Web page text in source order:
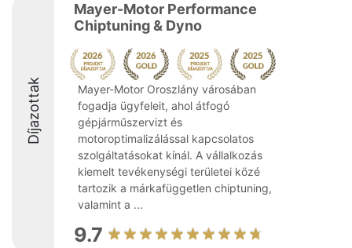
Díjazottak
Mayer-Motor Performance
Chiptuning & Dyno
Mayer-Motor Oroszlány városában
fogadja ügyfeleit, ahol átfogó
gépjárműszervizt és
motoroptimalizálással kapcsolatos
szolgáltatásokat kínál. A vállalkozás
kiemelt tevékenységi területei közé
tartozik a márkafüggetlen chiptuning,
valamint a ...
9.7